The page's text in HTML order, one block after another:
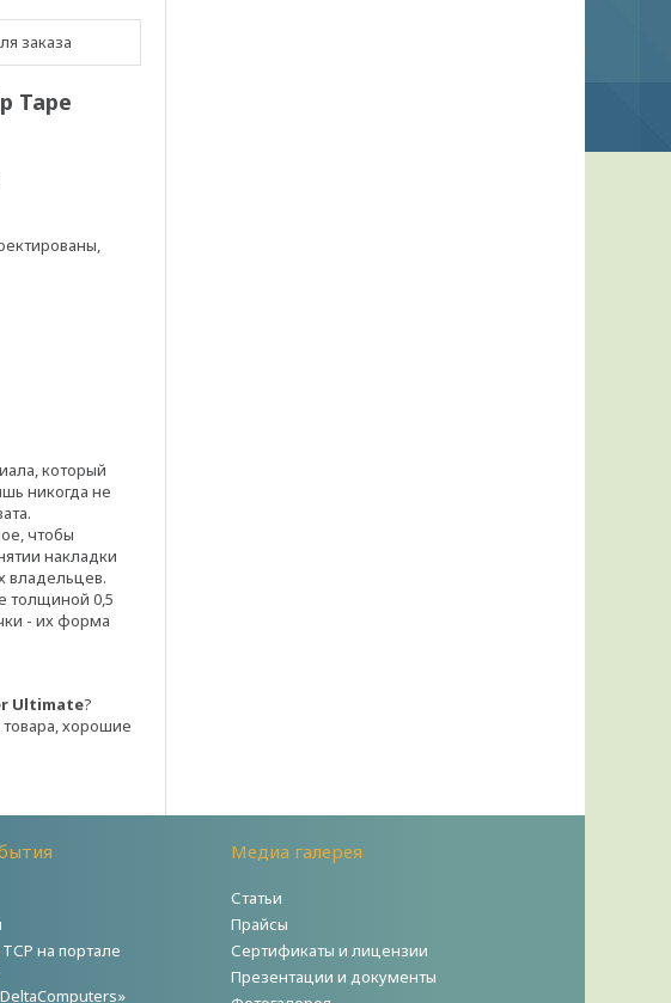
заказа
Tape
который
никогда не
чтобы
накладки
владельцев.
0,5
- их форма
Ultimate?
хорошие
на портале
Медиа галерея
Статьи
Прайсы
Сертификаты и лицензии
Презентации и документы